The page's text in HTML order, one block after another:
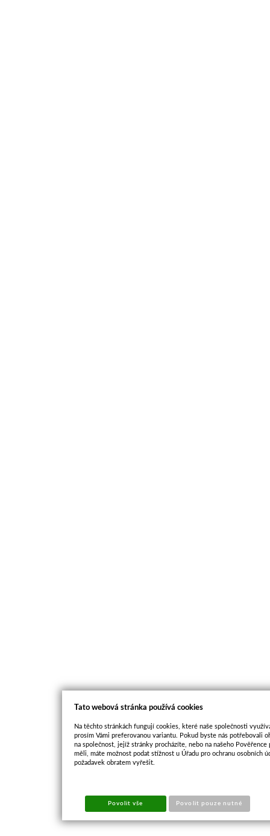
Tato webová stránka používá cookies
Na těchto stránkách fungují cookies, které naše společnosti
prosím Vámi preferovanou variantu. Pokud byste nás potřebovali
na společnost, jejíž stránky procházíte, nebo na našeho
měli, máte možnost podat stížnost u Úřadu pro ochranu osobních
požadavek obratem vyřešit.
Povolit vše Povolit pouze nutné